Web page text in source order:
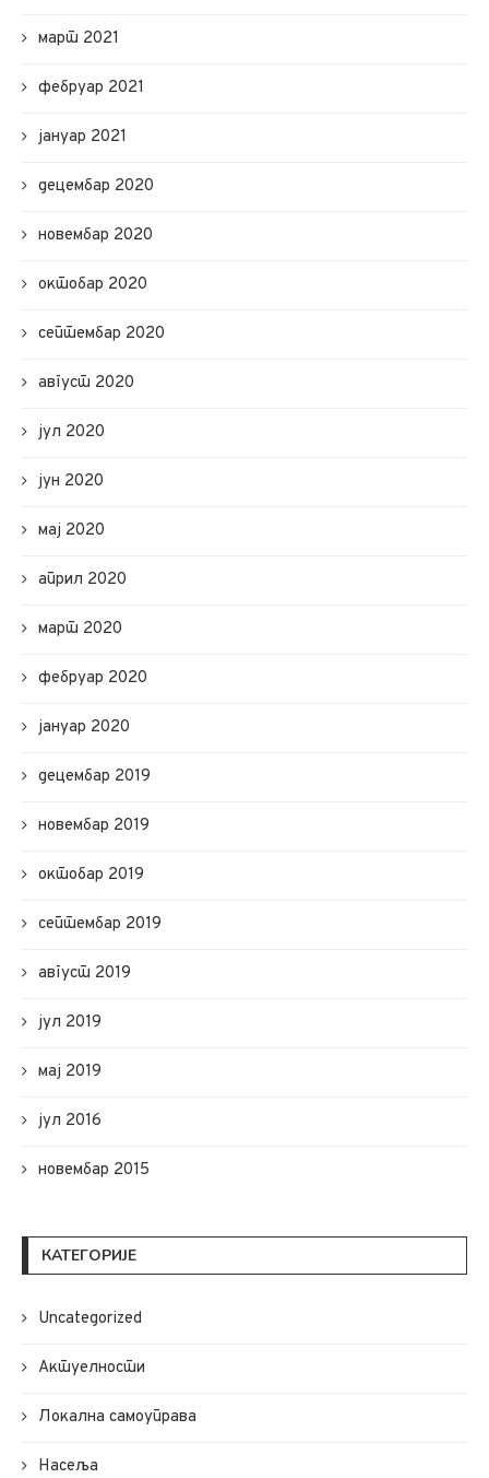
март 2021
фебруар 2021
јануар 2021
децембар 2020
новембар 2020
октобар 2020
септембар 2020
август 2020
јул 2020
јун 2020
мај 2020
април 2020
март 2020
фебруар 2020
јануар 2020
децембар 2019
новембар 2019
октобар 2019
септембар 2019
август 2019
јул 2019
мај 2019
јул 2016
новембар 2015
КАТЕГОРИЈЕ
Uncategorized
Актуелности
Локална самоуправа
Насеља